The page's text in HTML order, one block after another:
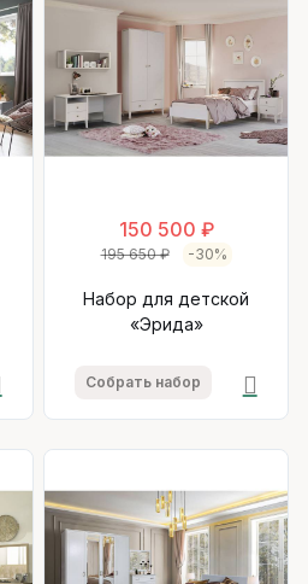
150 500 ₽
195 650 ₽ -30%
Набор для детской
«Эрида»
Собрать набор